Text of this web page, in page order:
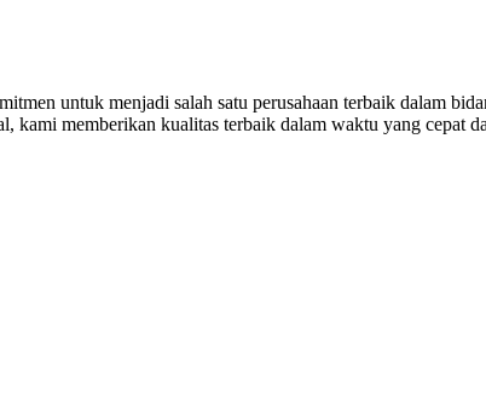
untuk menjadi salah satu perusahaan terbaik dalam
kami memberikan kualitas terbaik dalam waktu yang cepat